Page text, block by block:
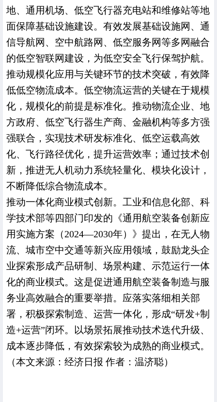
地、通用机场、低空飞行器充电站和维修站等地
面保障基础设施建设。有效发展基础设施网、通
信导航网、空中航路网、低空服务网等多网融合
的低空智联网建设，为低空安全飞行保驾护航。
推动规模化应用与关键环节的技术突破，有效降
低低空物流成本。低空物流运营的关键在于规模
化，规模化的前提是标准化。推动物流企业、地
方政府、低空飞行器生产商、金融机构等多方强
强联合，实现技术研发标准化、低空运载高效
化、飞行路径优化，提升运营效率；通过技术创
新，推进无人机动力系统轻量化、模块化设计，
不断降低综合物流成本。
推动一体化商业模式创新。工业和信息化部、科
学技术部等四部门印发的《通用航空装备创新应
用实施方案（2024—2030年）》提出，在无人物
流、城市空中交通等新兴应用领域，鼓励龙头企
业探索形成产品研制、场景构建、示范运行一体
化的商业模式。这是促进通用航空装备制造与服
务业高效融合的重要举措。应落实落细相关部
署，积极探索制造、运营一体化，形成“研发+制
造+运营”闭环。以场景拓展推动技术迭代升级、
成本逐步降低，有效探索较为成熟的商业模式。
（本文来源：经济日报 作者：温济聪）